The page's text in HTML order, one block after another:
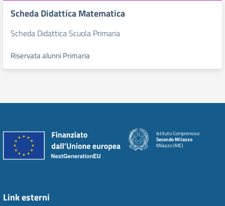
Scheda Didattica Matematica
Scheda Didattica Scuola Primaria
Riservata alunni Primaria
Istituto Comprensivo
Secondo Milazzo
Milazzo (ME)
Link esterni